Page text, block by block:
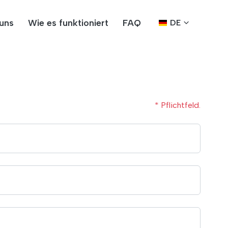
Wie es funktioniert FAQ DE
* Pflichtfeld.